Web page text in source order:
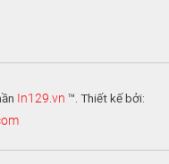
In129.vn ™. Thiết kế bởi: